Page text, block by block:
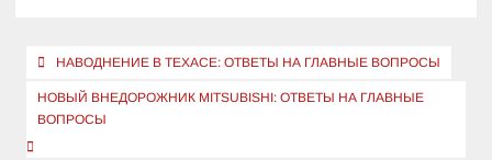
Навигация
по
записям
НАВОДНЕНИЕ В ТЕХАСЕ: ОТВЕТЫ НА ГЛАВНЫЕ ВОПРОСЫ
НОВЫЙ ВНЕДОРОЖНИК MITSUBISHI: ОТВЕТЫ НА ГЛАВНЫЕ
ВОПРОСЫ